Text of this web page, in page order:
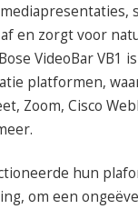
en zorgt voor
VideoBar VB1
platformen,
Zoom, Cisco
hun
om een